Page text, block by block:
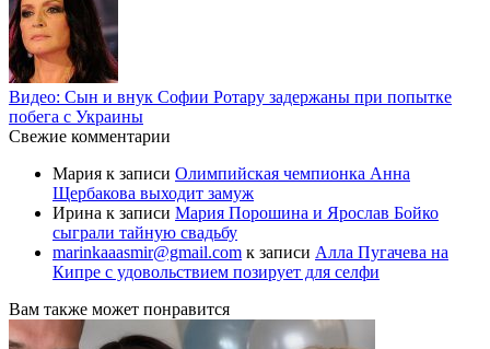
Видео: Сын и внук Софии Ротару задержаны при попытке
побега с Украины
Свежие комментарии
Мария к записи Олимпийская чемпионка Анна
Щербакова выходит замуж
Ирина к записи Мария Порошина и Ярослав Бойко
сыграли тайную свадьбу
marinkaaasmir@gmail.com к записи Алла Пугачева на
Кипре с удовольствием позирует для селфи
Вам также может понравится